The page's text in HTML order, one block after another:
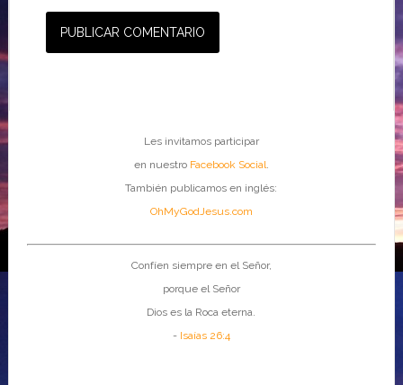
Les invitamos participar
en nuestro Facebook Social
También publicamos en inglés:
OhMyGodJesus.com
Confíen siempre en el Señor,
porque el Señor
Dios es la Roca eterna.
- Isaías 26:4